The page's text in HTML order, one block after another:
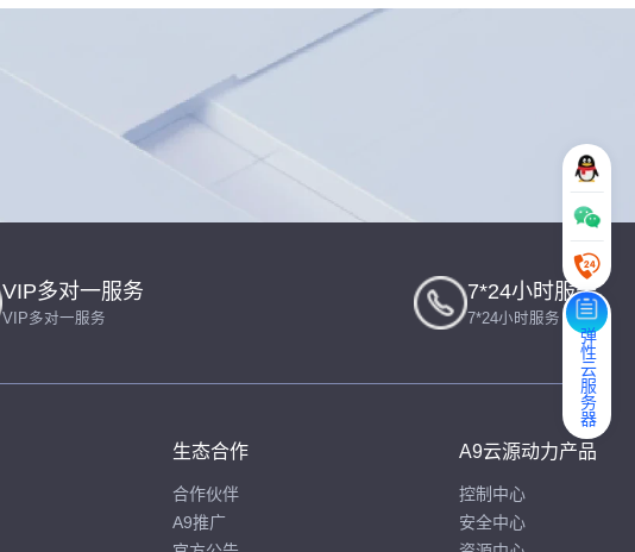
弹性云服务器
VIP多对一服务
VIP多对一服务
7*24小时服务
7*24小时服务
生态合作
合作伙伴
A9推广
A9云源动力产品
控制中心
安全中心